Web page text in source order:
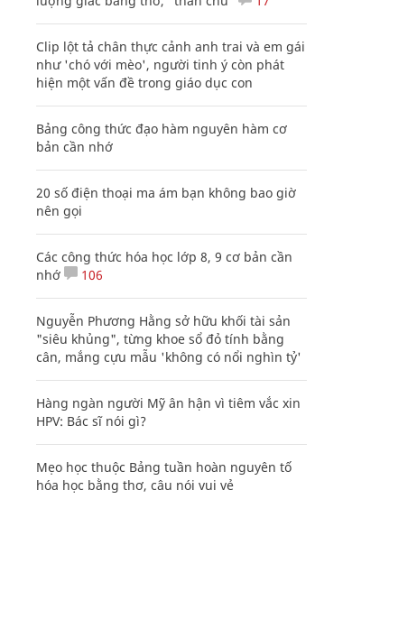
Clip lột tả chân thực cảnh anh trai và em gái
như 'chó với mèo', người tinh ý còn phát
hiện một vấn đề trong giáo dục con
Bảng công thức đạo hàm nguyên hàm cơ
bản cần nhớ
20 số điện thoại ma ám bạn không bao giờ
nên gọi
Các công thức hóa học lớp 8, 9 cơ bản cần
nhớ
106
Nguyễn Phương Hằng sở hữu khối tài sản
"siêu khủng", từng khoe sổ đỏ tính bằng
cân, mắng cựu mẫu 'không có nổi nghìn tỷ'
Hàng ngàn người Mỹ ân hận vì tiêm vắc xin
HPV: Bác sĩ nói gì?
Mẹo học thuộc Bảng tuần hoàn nguyên tố
hóa học bằng thơ, câu nói vui vẻ